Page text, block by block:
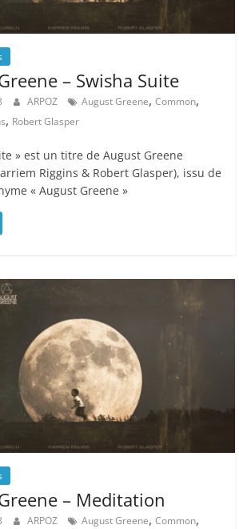
– Swisha Suite
ARPOZ August Greene, Common,
, Robert Glasper
» est un titre de August Greene
Riggins & Robert Glasper), issu de
« August Greene »
– Meditation
ARPOZ August Greene, Common,